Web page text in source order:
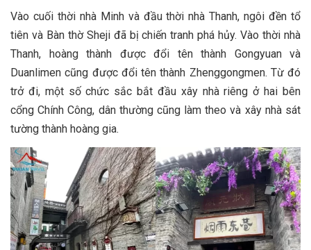
Vào cuối thời nhà Minh và đầu thời nhà Thanh, ngôi đền tổ
tiên và Bàn thờ Sheji đã bị chiến tranh phá hủy. Vào thời nhà
Thanh, hoàng thành được đổi tên thành Gongyuan và
Duanlimen cũng được đổi tên thành Zhenggongmen. Từ đó
trở đi, một số chức sắc bắt đầu xây nhà riêng ở hai bên
cổng Chính Công, dân thường cũng làm theo và xây nhà sát
tường thành hoàng gia.